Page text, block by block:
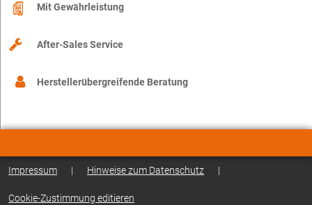
Mit Gewährleistung
After-Sales Service
Herstellerübergreifende Beratung
Impressum | Hinweise zum Datenschutz |
Cookie-Zustimmung editieren